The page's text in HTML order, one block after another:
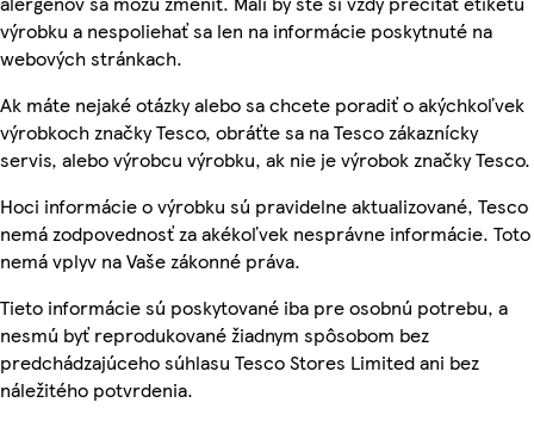
výrobku a nespoliehať sa len na informácie poskytnuté na
webových stránkach.
Ak máte nejaké otázky alebo sa chcete poradiť o akýchkoľvek
výrobkoch značky Tesco, obráťte sa na Tesco zákaznícky
servis, alebo výrobcu výrobku, ak nie je výrobok značky Tesco.
Hoci informácie o výrobku sú pravidelne aktualizované, Tesco
nemá zodpovednosť za akékoľvek nesprávne informácie. Toto
nemá vplyv na Vaše zákonné práva.
Tieto informácie sú poskytované iba pre osobnú potrebu, a
nesmú byť reprodukované žiadnym spôsobom bez
predchádzajúceho súhlasu Tesco Stores Limited ani bez
náležitého potvrdenia.